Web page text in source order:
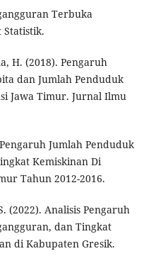
Terbuka
Statistik.
H. (2018). Pengaruh
dan Jumlah Penduduk
Jawa Timur. Jurnal Ilmu
Jumlah Penduduk
Kemiskinan Di
Tahun 2012-2016.
(2022). Analisis Pengaruh
dan Tingkat
di Kabupaten Gresik.